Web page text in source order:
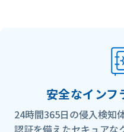
安全なインフ
24時間365日の侵入検知
認証を備えたセキュアな